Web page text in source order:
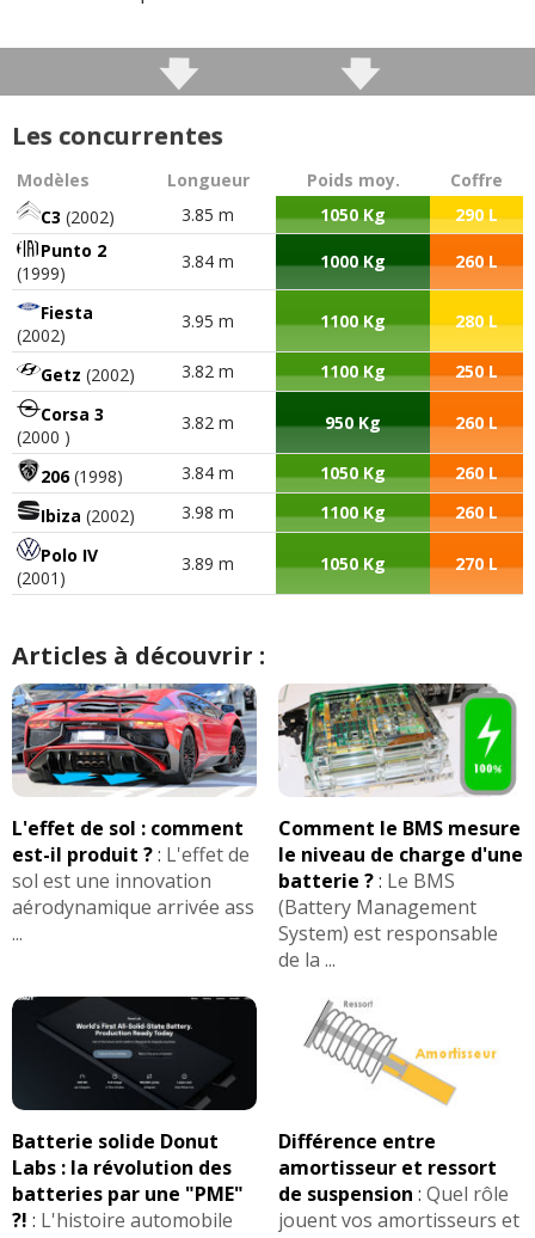
Les concurrentes
Modèles Longueur Poids moy.
Coffre
C3 (2002) 3.85 m 1050 Kg
290 L
Punto 2
(1999)
3.84 m 1000 Kg 260 L
Fiesta
(2002)
3.95 m 1100 Kg 280 L
Getz (2002) 3.82 m 1100 Kg
250 L
Corsa 3
(2000 )
3.82 m 950 Kg 260 L
206(1998) 3.84 m 1050 Kg
260 L
Ibiza (2002) 3.98 m 1100 Kg
260 L
Polo IV
(2001)
3.89 m 1050 Kg 270 L
Articles à découvrir :
L'effet de sol : comment
est-il produit ?: L'effet de
sol est une innovation
aérodynamique arrivée ass
...
Comment le BMS mesure
le niveau de charge d'une
batterie ?: Le BMS
(Battery Management
System) est responsable
de la ...
Batterie solide Donut
Labs : la révolution des
batteries par une "PME"
?! : L'histoire automobile
Différence entre
amortisseur et ressort
de suspension : Quel rôle
jouent vos amortisseurs et